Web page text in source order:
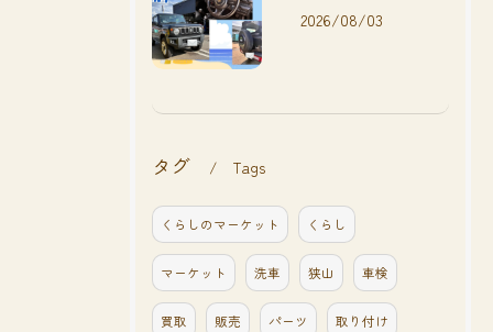
2026/08/03
タグ Tags
くらしのマーケット くらし
マーケット 洗車 狭山 車検
買取 販売 パーツ 取り付け